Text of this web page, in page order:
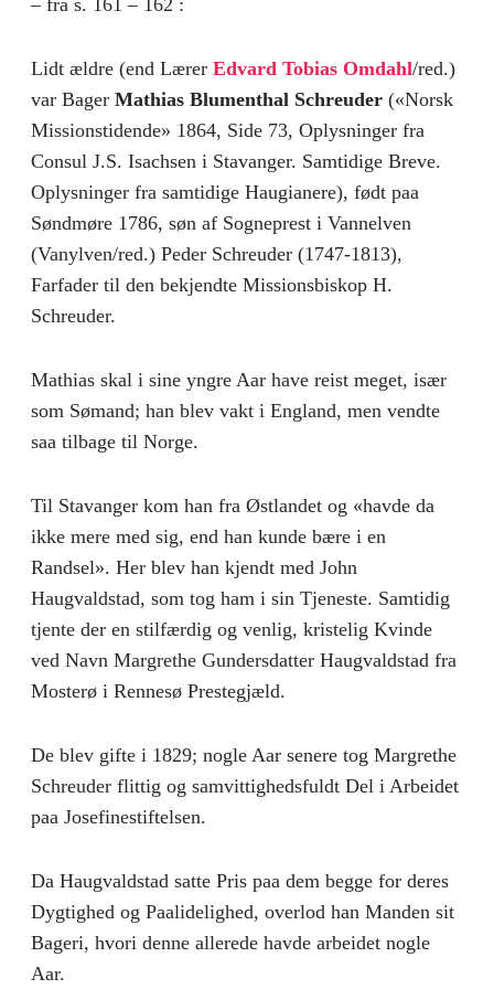
Lidt ældre (end Lærer Edvard Tobias Omdahl/red.)
var Bager Mathias Blumenthal Schreuder («Norsk
Missionstidende» 1864, Side 73, Oplysninger fra
Consul J.S. Isachsen i Stavanger. Samtidige Breve.
Oplysninger fra samtidige Haugianere), født paa
Søndmøre 1786, søn af Sogneprest i Vannelven
(Vanylven/red.) Peder Schreuder (1747-1813),
Farfader til den bekjendte Missionsbiskop H.
Schreuder.
Mathias skal i sine yngre Aar have reist meget, især
som Sømand; han blev vakt i England, men vendte
saa tilbage til Norge.
Til Stavanger kom han fra Østlandet og «havde da
ikke mere med sig, end han kunde bære i en
Randsel». Her blev han kjendt med John
Haugvaldstad, som tog ham i sin Tjeneste. Samtidig
tjente der en stilfærdig og venlig, kristelig Kvinde
ved Navn Margrethe Gundersdatter Haugvaldstad fra
Mosterø i Rennesø Prestegjæld.
De blev gifte i 1829; nogle Aar senere tog Margrethe
Schreuder flittig og samvittighedsfuldt Del i Arbeidet
paa Josefinestiftelsen.
Da Haugvaldstad satte Pris paa dem begge for deres
Dygtighed og Paalidelighed, overlod han Manden sit
Bageri, hvori denne allerede havde arbeidet nogle
Aar.